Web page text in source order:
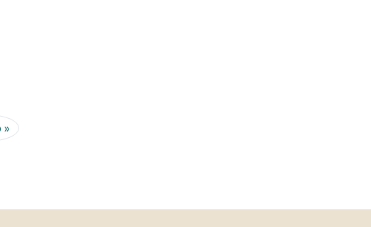
» Última página